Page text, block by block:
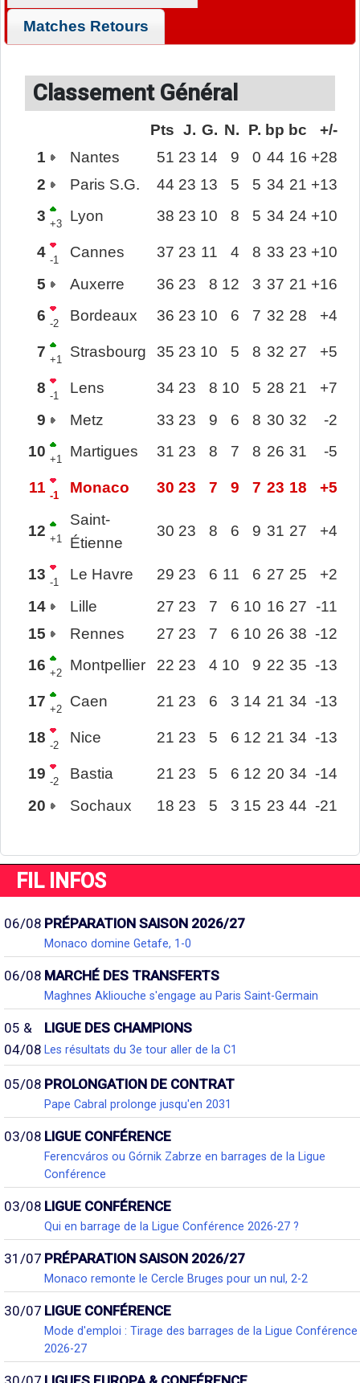
Matches Retours
Classement Général
Pts J. G. N. P. bp bc
+/-
1
Nantes 51 23 14 9 0 44 16 +28
2
Paris S.G. 44 23 13 5 5 34 21 +13
3 +3 Lyon 38 23 10 8 5 34 24 +10
4 -1 Cannes 37 23 11 4 8 33 23 +10
5
Auxerre 36 23 8 12 3 37 21 +16
6 -2 Bordeaux 36 23 10 6 7 32 28 +4
7 +1 Strasbourg 35 23 10 5 8 32 27 +5
8 -1 Lens 34 23 8 10 5 28 21
+7
9
Metz 33 23 9 6 8 30 32
-2
10 +1 Martigues 31 23 8 7 8 26 31 -5
11 -1 Monaco 30 23 7 9 7 23 18 +5
12 +1
Saint-
Étienne
30 23 8 6 9 31 27 +4
13 -1 Le Havre 29 23 6 11 6 27 25
+2
14
Lille 27 23 7 6 10 16 27 -11
15
Rennes 27 23 7 6 10 26 38 -12
16 +2 Montpellier 22 23 4 10 9 22 35 -13
17 +2 Caen 21 23 6 3 14 21 34 -13
18 -2 Nice 21 23 5 6 12 21 34 -13
19 -2 Bastia 21 23 5 6 12 20 34 -14
20
Sochaux 18 23 5 3 15 23 44 -21
FIL INFOS
06/08 PRÉPARATION SAISON 2026/27
Monaco domine Getafe, 1-0
06/08 MARCHÉ DES TRANSFERTS
Maghnes Akliouche s'engage au Paris Saint-Germain
05 &
04/08
LIGUE DES CHAMPIONS
Les résultats du 3e tour aller de la C1
05/08 PROLONGATION DE CONTRAT
Pape Cabral prolonge jusqu'en 2031
03/08 LIGUE CONFÉRENCE
Ferencváros ou Górnik Zabrze en barrages de la Ligue
Conférence
03/08 LIGUE CONFÉRENCE
Qui en barrage de la Ligue Conférence 2026-27 ?
31/07 PRÉPARATION SAISON 2026/27
Monaco remonte le Cercle Bruges pour un nul, 2-2
30/07 LIGUE CONFÉRENCE
Mode d'emploi : Tirage des barrages de la Ligue Conférence
2026-27